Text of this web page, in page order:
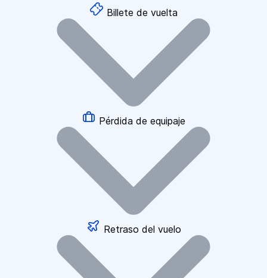
Billete de vuelta
Pérdida de equipaje
Retraso del vuelo